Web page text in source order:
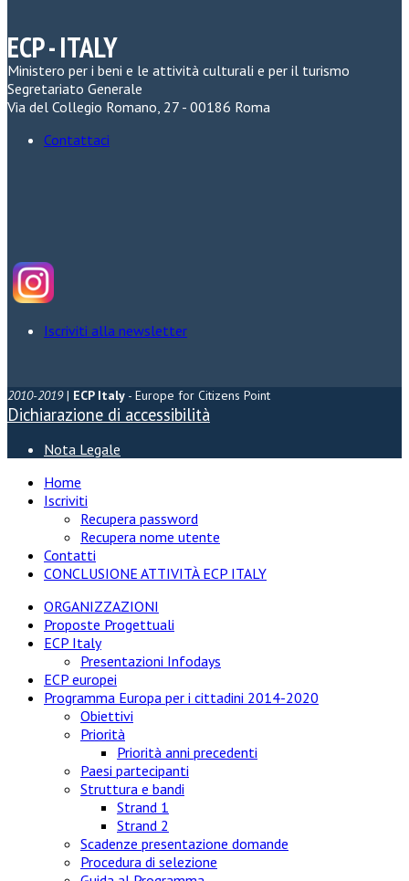
ECP - ITALY
Ministero per i beni e le attività culturali e per il turismo
Segretariato Generale
Via del Collegio Romano, 27 - 00186 Roma
Contattaci
Iscriviti alla newsletter
2010-2019| ECP Italy - Europe for Citizens Point
Dichiarazione di accessibilità
Nota Legale
Home
Iscriviti
Recupera password
Recupera nome utente
Contatti
CONCLUSIONE ATTIVITÀ ECP ITALY
ORGANIZZAZIONI
Proposte Progettuali
ECP Italy
Presentazioni Infodays
ECP europei
Programma Europa per i cittadini 2014-2020
Obiettivi
Priorità
Priorità anni precedenti
Paesi partecipanti
Struttura e bandi
Strand 1
Strand 2
Scadenze presentazione domande
Procedura di selezione